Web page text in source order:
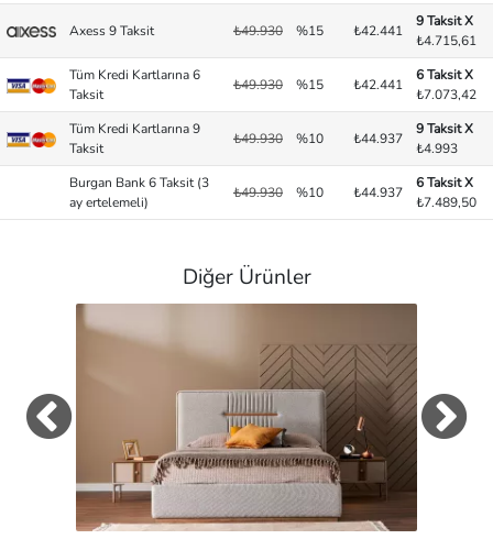
Axess 9 Taksit ₺49.930 %15 ₺42.441
9 Taksit X
₺4.715,61
Tüm Kredi Kartlarına 6
Taksit
₺49.930 %15 ₺42.441
6 Taksit X
₺7.073,42
Tüm Kredi Kartlarına 9
Taksit
₺49.930 %10 ₺44.937
9 Taksit X
₺4.993
Burgan Bank 6 Taksit (3
ay ertelemeli)
₺49.930 %10 ₺44.937
6 Taksit X
₺7.489,50
Diğer Ürünler